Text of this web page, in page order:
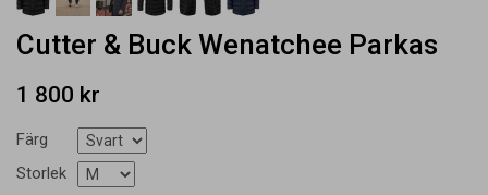
Cutter & Buck Wenatchee Parkas
1 800 kr
Färg
Storlek